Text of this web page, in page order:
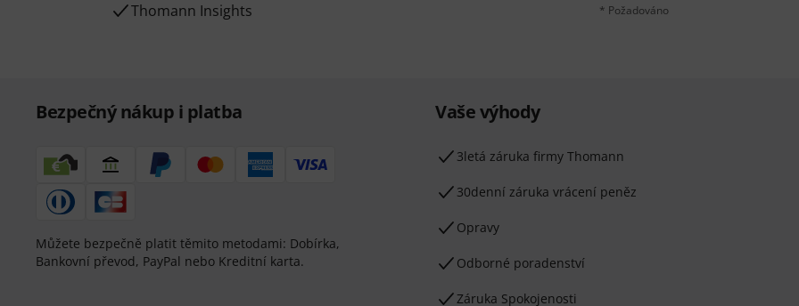
Thomann Insights
* Požadováno
Bezpečný nákup i platba
Můžete bezpečně platit těmito metodami: Dobírka,
Bankovní převod, PayPal nebo Kreditní karta.
Vaše výhody
3letá záruka firmy Thomann
30denní záruka vrácení peněz
Opravy
Odborné poradenství
Záruka Spokojenosti